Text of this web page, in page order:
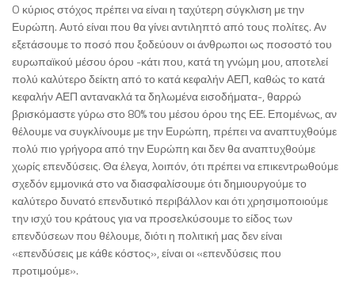
O κύριος στόχος πρέπει να είναι η ταχύτερη σύγκλιση με την
Ευρώπη. Αυτό είναι που θα γίνει αντιληπτό από τους πολίτες. Αν
εξετάσουμε το ποσό που ξοδεύουν οι άνθρωποι ως ποσοστό του
ευρωπαϊκού μέσου όρου -κάτι που, κατά τη γνώμη μου, αποτελεί
πολύ καλύτερο δείκτη από το κατά κεφαλήν ΑΕΠ, καθώς το κατά
κεφαλήν ΑΕΠ αντανακλά τα δηλωμένα εισοδήματα-, θαρρώ
βρισκόμαστε γύρω στο 80% του μέσου όρου της ΕΕ. Επομένως, αν
θέλουμε να συγκλίνουμε με την Ευρώπη, πρέπει να αναπτυχθούμε
πολύ πιο γρήγορα από την Ευρώπη και δεν θα αναπτυχθούμε
χωρίς επενδύσεις. Θα έλεγα, λοιπόν, ότι πρέπει να επικεντρωθούμε
σχεδόν εμμονικά στο να διασφαλίσουμε ότι δημιουργούμε το
καλύτερο δυνατό επενδυτικό περιβάλλον και ότι χρησιμοποιούμε
την ισχύ του κράτους για να προσελκύσουμε το είδος των
επενδύσεων που θέλουμε, διότι η πολιτική μας δεν είναι
«επενδύσεις με κάθε κόστος», είναι οι «επενδύσεις που
προτιμούμε».